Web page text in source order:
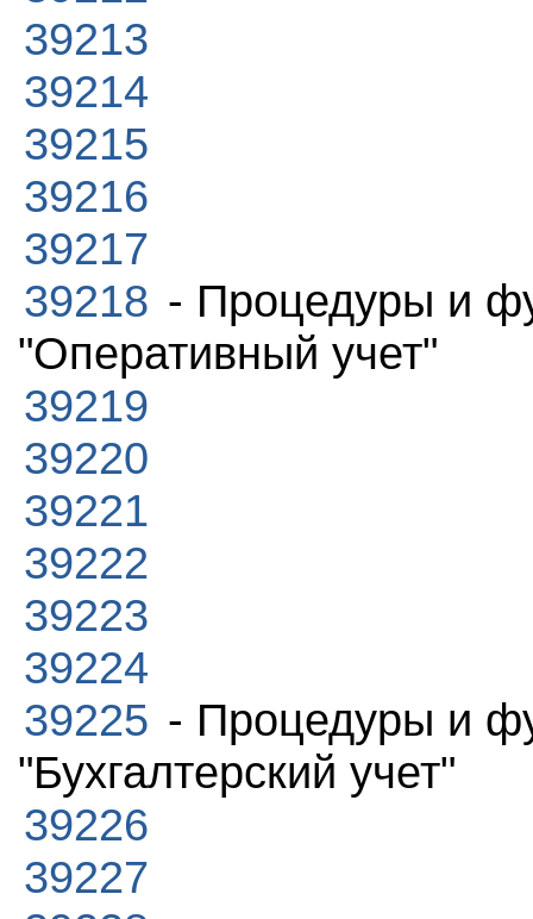
39213
39214
39215
39216
39217
39218 - Процедуры и
"Оперативный учет"
39219
39220
39221
39222
39223
39224
39225 - Процедуры и
"Бухгалтерский учет"
39226
39227